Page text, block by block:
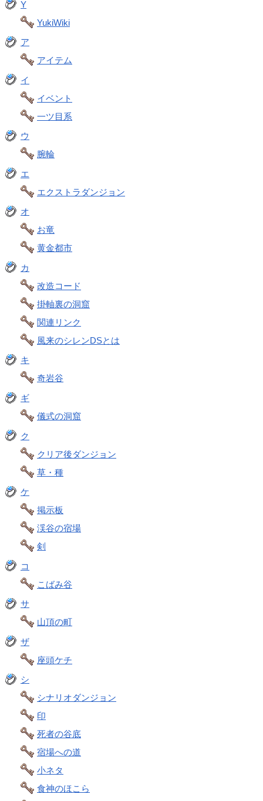
Y
YukiWiki
ア
アイテム
イ
イベント
一ツ目系
ウ
腕輪
エ
エクストラダンジョン
オ
お竜
黄金都市
カ
改造コード
掛軸裏の洞窟
関連リンク
風来のシレンDSとは
キ
奇岩谷
ギ
儀式の洞窟
ク
クリア後ダンジョン
草・種
ケ
掲示板
渓谷の宿場
剣
コ
こばみ谷
サ
山頂の町
ザ
座頭ケチ
シ
シナリオダンジョン
印
死者の谷底
宿場への道
小ネタ
食神のほこら